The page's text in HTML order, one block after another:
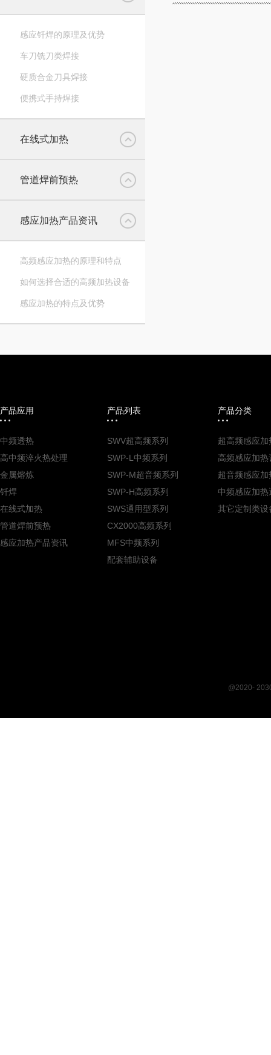
感应钎焊的原理及优势
车刀铣刀类焊接
硬质合金刀具焊接
便携式手持焊接
在线式加热
管道焊前预热
感应加热产品资讯
高频感应加热的原理和特点
如何选择合适的高频加热设备
感应加热的特点及优势
产品应用
中频透热
高中频淬火热处理
金属熔炼
钎焊
在线式加热
管道焊前预热
感应加热产品资讯
产品列表
SWV超高频系列
SWP-L中频系列
SWP-M超音频系列
SWP-H高频系列
SWS通用型系列
CX2000高频系列
MFS中频系列
配套辅助设备
产品分类
超高频感应加
高频感应加热
超音频感应加
中频感应加热
其它定制类设
@2020-